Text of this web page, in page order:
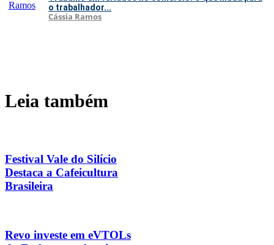
o trabalhador...
Cássia Ramos
Leia também
Festival Vale do Silício
Destaca a Cafeicultura
Brasileira
Revo investe em eVTOLs